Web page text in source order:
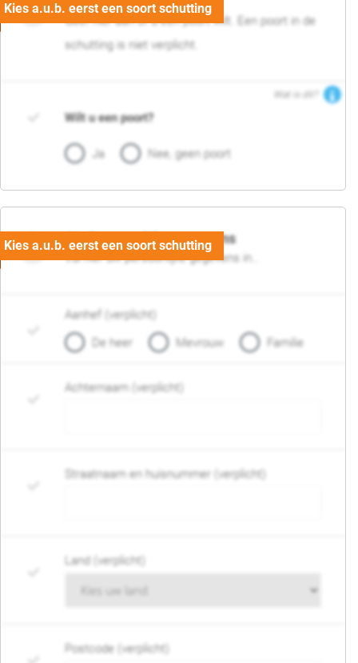
Geef hier aan of u een poort wilt. Een poort in de
schutting is niet verplicht.
Wat is dit?
Wilt u een poort?
Ja Nee, geen poort
06. Persoonlijke gegevens
Vul hier uw persoonlijke gegevens in..
Aanhef (verplicht)
De heer
Mevrouw Familie
Achternaam (verplicht)
Straatnaam en huisnummer (verplicht)
Land (verplicht)
Postcode (verplicht)